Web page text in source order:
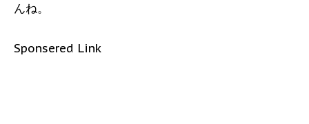
んね。
Sponsered Link